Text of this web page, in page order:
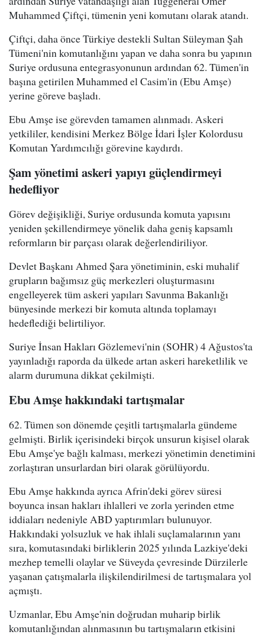
Muhammed Çiftçi, tümenin yeni komutanı olarak atandı.
Çiftçi, daha önce Türkiye destekli Sultan Süleyman Şah
Tümeni'nin komutanlığını yapan ve daha sonra bu yapının
Suriye ordusuna entegrasyonunun ardından 62. Tümen'in
başına getirilen Muhammed el Casim'in (Ebu Amşe)
yerine göreve başladı.
Ebu Amşe ise görevden tamamen alınmadı. Askeri
yetkililer, kendisini Merkez Bölge İdari İşler Kolordusu
Komutan Yardımcılığı görevine kaydırdı.
Şam yönetimi askeri yapıyı güçlendirmeyi
hedefliyor
Görev değişikliği, Suriye ordusunda komuta yapısını
yeniden şekillendirmeye yönelik daha geniş kapsamlı
reformların bir parçası olarak değerlendiriliyor.
Devlet Başkanı Ahmed Şara yönetiminin, eski muhalif
grupların bağımsız güç merkezleri oluşturmasını
engelleyerek tüm askeri yapıları Savunma Bakanlığı
bünyesinde merkezi bir komuta altında toplamayı
hedeflediği belirtiliyor.
Suriye İnsan Hakları Gözlemevi'nin (SOHR) 4 Ağustos'ta
yayınladığı raporda da ülkede artan askeri hareketlilik ve
alarm durumuna dikkat çekilmişti.
Ebu Amşe hakkındaki tartışmalar
62. Tümen son dönemde çeşitli tartışmalarla gündeme
gelmişti. Birlik içerisindeki birçok unsurun kişisel olarak
Ebu Amşe'ye bağlı kalması, merkezi yönetimin denetimini
zorlaştıran unsurlardan biri olarak görülüyordu.
Ebu Amşe hakkında ayrıca Afrin'deki görev süresi
boyunca insan hakları ihlalleri ve zorla yerinden etme
iddiaları nedeniyle ABD yaptırımları bulunuyor.
Hakkındaki yolsuzluk ve hak ihlali suçlamalarının yanı
sıra, komutasındaki birliklerin 2025 yılında Lazkiye'deki
mezhep temelli olaylar ve Süveyda çevresinde Dürzilerle
yaşanan çatışmalarla ilişkilendirilmesi de tartışmalara yol
açmıştı.
Uzmanlar, Ebu Amşe'nin doğrudan muharip birlik
komutanlığından alınmasının bu tartışmaların etkisini